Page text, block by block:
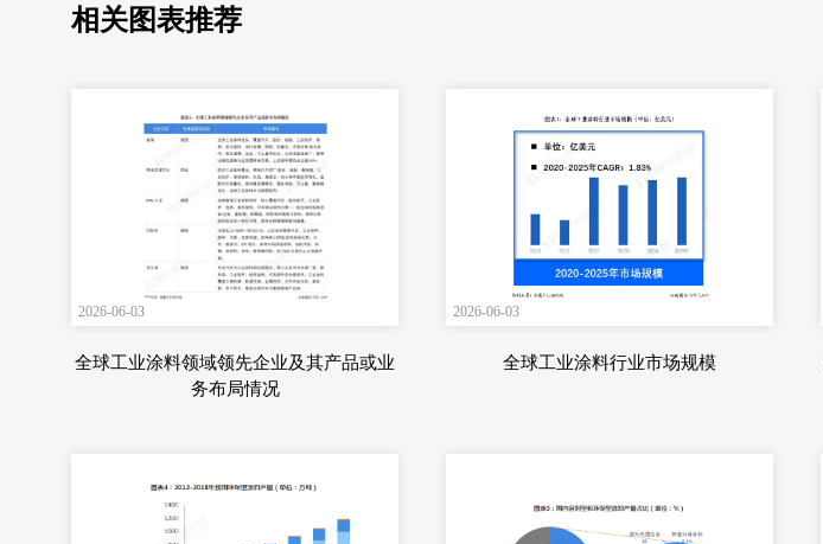
相关图表推荐
2026-06-03
全球工业涂料领域领先企业及其产品或业
务布局情况
2026-06-03
全球工业涂料行业市场规模